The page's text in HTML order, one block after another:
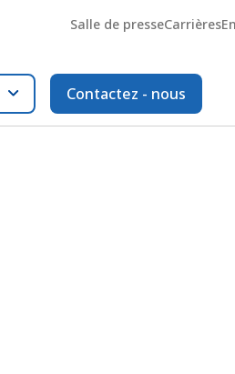
Salle de presseCarrières
Contactez - nous